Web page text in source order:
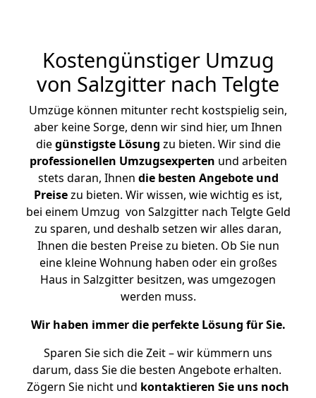
Kostengünstiger Umzug
von Salzgitter nach Telgte
Umzüge können mitunter recht kostspielig sein,
aber keine Sorge, denn wir sind hier, um Ihnen
diegünstigste Lösung zu bieten. Wir sind die
professionellen Umzugsexperten und arbeiten
stets daran, Ihnen die besten Angebote und
Preisezu bieten. Wir wissen, wie wichtig es ist,
bei einem Umzug von Salzgitter nach Telgte Geld
zu sparen, und deshalb setzen wir alles daran,
Ihnen die besten Preise zu bieten. Ob Sie nun
eine kleine Wohnung haben oder ein großes
Haus in Salzgitter besitzen, was umgezogen
werden muss.
Wir haben immer die perfekte Lösung für Sie.
Sparen Sie sich die Zeit – wir kümmern uns
darum, dass Sie die besten Angebote erhalten.
Zögern Sie nicht und kontaktieren Sie uns noch